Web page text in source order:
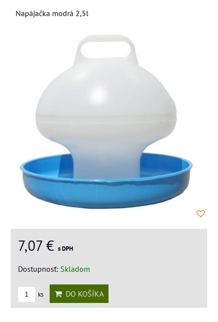
Napájačka modrá 2,5l
7,07 € s DPH
Dostupnosť: Skladom
ks DO KOŠÍKA